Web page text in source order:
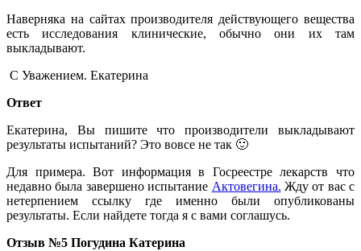
Наверняка на сайтах производителя действующего вещества
есть исследования клинические, обычно они их там
выкладывают.
С Уважением. Екатерина
Ответ
Екатерина, Вы пишите что производители выкладывают
результаты испытаний? Это вовсе не так 🙂
Для примера. Вот информация в Госреестре лекарств что
недавно была завершено испытание Актовегина. Жду от вас с
нетерпением ссылку где именно были опубликованы
результаты. Если найдете тогда я с вами соглашусь.
Отзыв №5 Погудина Катерина